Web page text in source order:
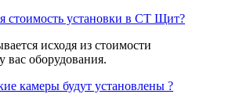
стоимость установки в СТ Щит?
исходя из стоимости
вас оборудования.
камеры будут установлены ?